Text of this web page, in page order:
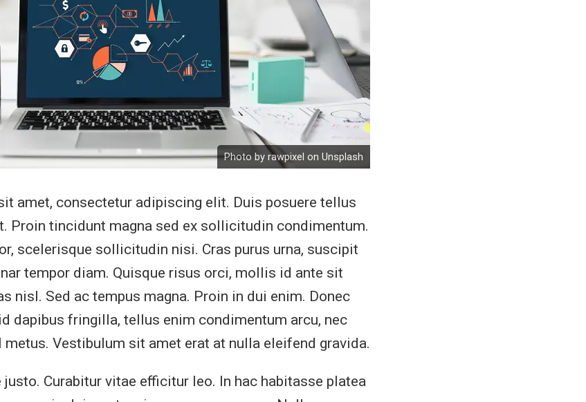
Photo by rawpixel on Unsplash
amet, consectetur adipiscing elit. Duis posuere tellus
Proin tincidunt magna sed ex sollicitudin condimentum.
scelerisque sollicitudin nisi. Cras purus urna, suscipit
tempor diam. Quisque risus orci, mollis id ante sit
nisl. Sed ac tempus magna. Proin in dui enim. Donec
dapibus fringilla, tellus enim condimentum arcu, nec
Vestibulum sit amet erat at nulla eleifend gravida.
Curabitur vitae efficitur leo. In hac habitasse platea